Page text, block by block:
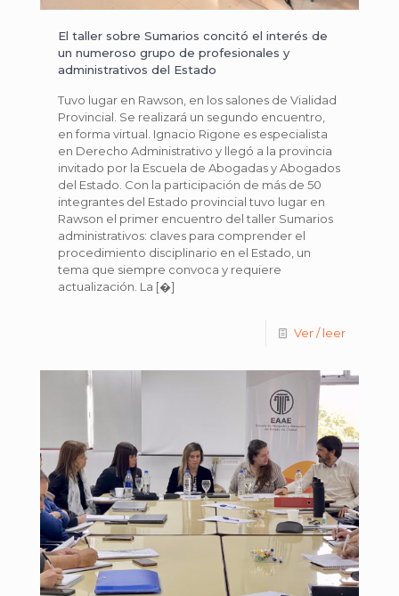
El taller sobre Sumarios concitó el interés de
un numeroso grupo de profesionales y
administrativos del Estado
Tuvo lugar en Rawson, en los salones de Vialidad
Provincial. Se realizará un segundo encuentro,
en forma virtual. Ignacio Rigone es especialista
en Derecho Administrativo y llegó a la provincia
invitado por la Escuela de Abogadas y Abogados
del Estado. Con la participación de más de 50
integrantes del Estado provincial tuvo lugar en
Rawson el primer encuentro del taller Sumarios
administrativos: claves para comprender el
procedimiento disciplinario en el Estado, un
tema que siempre convoca y requiere
actualización. La [�]
Ver / leer